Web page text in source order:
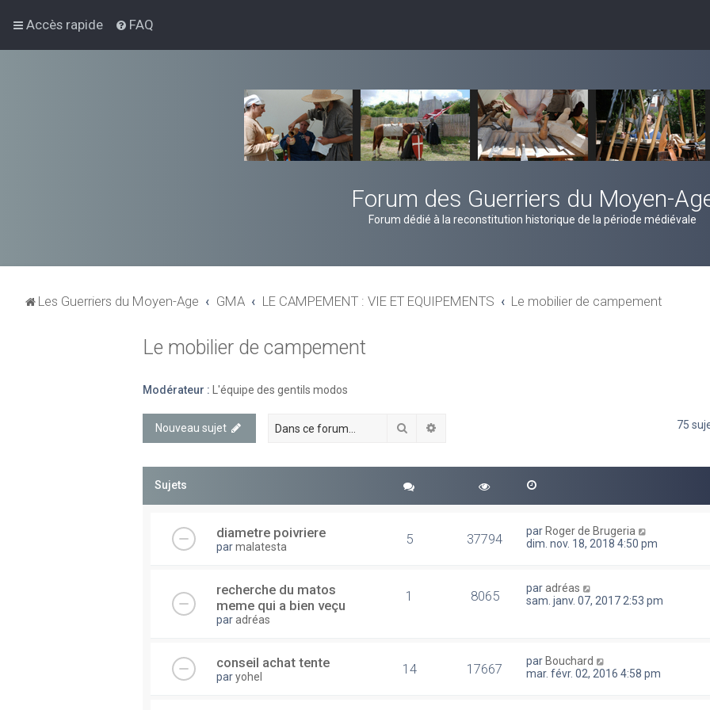
Accès rapide FAQ
Forum des Guerriers du Moyen-
Forum dédié à la reconstitution historique de la période médiévale
Les Guerriers du Moyen-Age GMA LE CAMPEMENT : VIE ET EQUIPEMENTS Le mobilier de campement
Le mobilier de campement
Modérateur : L'équipe des gentils modos
Nouveau sujet Rechercher 75
Sujets
diametre poivriere
parmalatesta 5 37794 par Roger de Brugeria
dim. nov. 18, 2018 4:50 pm
recherche du matos
meme qui a bien veçu
paradréas
1 8065 paradréas
sam. janv. 07, 2017 2:53 pm
conseil achat tente
paryohel 14 17667 par Bouchard
mar. févr. 02, 2016 4:58 pm